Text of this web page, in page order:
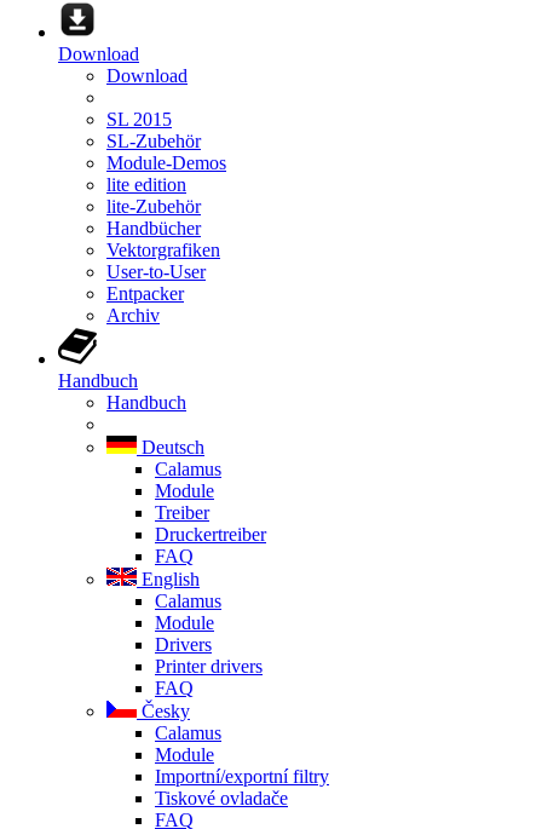
Download
Download
SL 2015
SL-Zubehör
Module-Demos
lite edition
lite-Zubehör
Handbücher
Vektorgrafiken
User-to-User
Entpacker
Archiv
Handbuch
Handbuch
Deutsch
Calamus
Module
Treiber
Druckertreiber
FAQ
English
Calamus
Module
Drivers
Printer drivers
FAQ
Česky
Calamus
Module
Importní/exportní filtry
Tiskové ovladače
FAQ